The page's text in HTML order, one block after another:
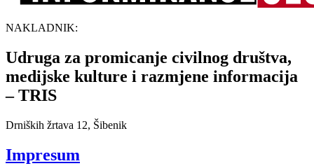
NAKLADNIK:
Udruga za promicanje civilnog društva,
medijske kulture i razmjene informacija
– TRIS
Drniških žrtava 12, Šibenik
Impresum